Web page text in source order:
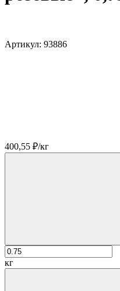
Артикул: 93886
400,55 ₽/кг
кг